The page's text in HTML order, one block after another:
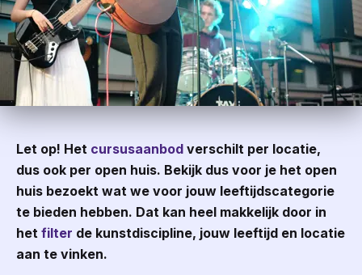
Let op! Het cursusaanbod verschilt per locatie,
dus ook per open huis. Bekijk dus voor je het open
huis bezoekt wat we voor jouw leeftijdscategorie
te bieden hebben. Dat kan heel makkelijk door in
het filter de kunstdiscipline, jouw leeftijd en locatie
aan te vinken.